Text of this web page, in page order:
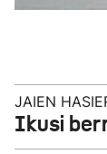
JAIEN
Ikusi